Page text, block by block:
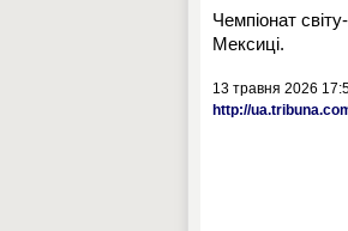
Чемпіонат
Мексиці.
13 травня 2026
http://